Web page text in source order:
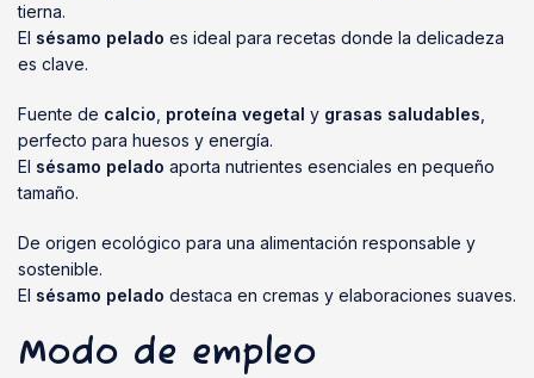
tierna.
El sésamo pelado es ideal para recetas donde la delicadeza
es clave.
Fuente de calcio proteína vegetal y grasas saludables
perfecto para huesos y energía.
El sésamo pelado aporta nutrientes esenciales en pequeño
tamaño.
De origen ecológico para una alimentación responsable y
sostenible.
El sésamo pelado destaca en cremas y elaboraciones suaves.
Modo de empleo